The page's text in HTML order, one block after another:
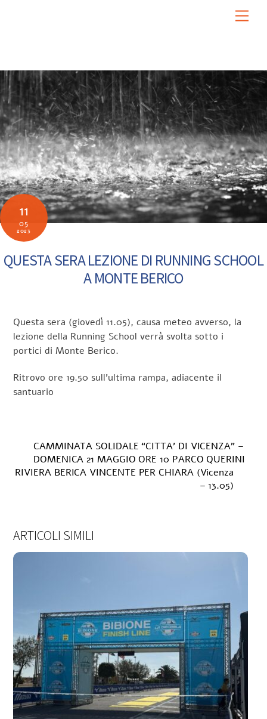
11
05
2023
QUESTA SERA LEZIONE DI RUNNING SCHOOL
A MONTE BERICO
Questa sera (giovedì 11.05), causa meteo avverso, la
lezione della Running School verrà svolta sotto i
portici di Monte Berico.
Ritrovo ore 19.50 sull’ultima rampa, adiacente il
santuario
CAMMINATA SOLIDALE “CITTA’ DI VICENZA” –
DOMENICA 21 MAGGIO ORE 10 PARCO QUERINI
RIVIERA BERICA VINCENTE PER CHIARA (Vicenza
– 13.05)
ARTICOLI SIMILI